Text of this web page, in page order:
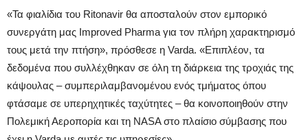
«Τα φιαλίδια του Ritonavir θα αποσταλούν στον εμπορικό
συνεργάτη μας Improved Pharma για τον πλήρη χαρακτηρισμό
τους μετά την πτήση», πρόσθεσε η Varda. «Επιπλέον, τα
δεδομένα που συλλέχθηκαν σε όλη τη διάρκεια της τροχιάς της
κάψουλας – συμπεριλαμβανομένου ενός τμήματος όπου
φτάσαμε σε υπερηχητικές ταχύτητες – θα κοινοποιηθούν στην
Πολεμική Αεροπορία και τη NASA στο πλαίσιο σύμβασης που